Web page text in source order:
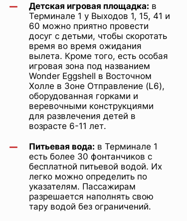
Детская игровая площадка: в
Терминале 1 у Выходов 1, 15, 41 и
60 можно приятно провести
досуг с детьми, чтобы скоротать
время во время ожидания
вылета. Кроме того, есть особая
игровая зона под названием
Wonder Eggshell в Восточном
Холле в Зоне Отправление (L6),
оборудованная горками и
веревочными конструкциями
для развлечения детей в
возрасте 6-11 лет.
Питьевая вода: в Терминале 1
есть более 30 фонтанчиков с
бесплатной питьевой водой. Их
легко можно определить по
указателям. Пассажирам
разрешается наполнять свою
тару водой без ограничений.